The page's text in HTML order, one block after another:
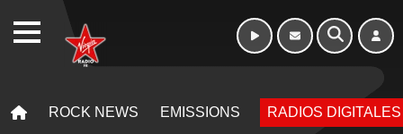
ROCK NEWS EMISSIONS RADIOS DIGITALES
WEBRADIO